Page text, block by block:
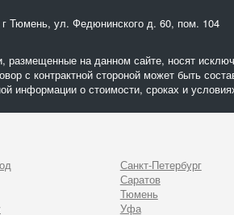
Тюмень, ул. Федюнинского д. 60, пом. 104
на данном сайте, носят
с контрактной стороной может быть
информации о стоимости, сроках и
Санкт-Петербург
Саратов
Тюмень
Уфа